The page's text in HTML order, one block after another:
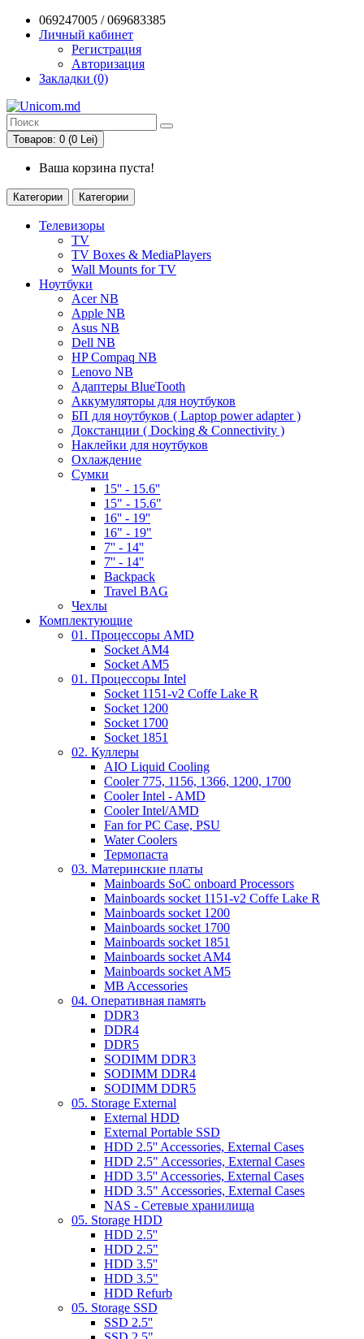
069247005 / 069683385
Личный кабинет
Регистрация
Авторизация
Закладки (0)
Товаров: 0 (0 Lei)
Ваша корзина пуста!
Категории Категории
Телевизоры
TV
TV Boxes & MediaPlayers
Wall Mounts for TV
Ноутбуки
Acer NB
Apple NB
Asus NB
Dell NB
HP Compaq NB
Lenovo NB
Адаптеры BlueTooth
Аккумуляторы для ноутбуков
БП для ноутбуков ( Laptop power adapter )
Докстанции ( Docking & Connectivity )
Наклейки для ноутбуков
Охлаждение
Сумки
15'' - 15.6''
15" - 15.6"
16'' - 19''
16" - 19"
7'' - 14''
7'' - 14''
Backpack
Travel BAG
Чехлы
Комплектующие
01. Процессоры AMD
Socket AM4
Socket AM5
01. Процессоры Intel
Socket 1151-v2 Coffe Lake R
Socket 1200
Socket 1700
Socket 1851
02. Куллеры
AIO Liquid Cooling
Cooler 775, 1156, 1366, 1200, 1700
Cooler Intel - AMD
Cooler Intel/AMD
Fan for PC Case, PSU
Water Coolers
Термопаста
03. Материнские платы
Mainboards SoC onboard Processors
Mainboards socket 1151-v2 Coffe Lake R
Mainboards socket 1200
Mainboards socket 1700
Mainboards socket 1851
Mainboards socket AM4
Mainboards socket AM5
MB Accessories
04. Оперативная память
DDR3
DDR4
DDR5
SODIMM DDR3
SODIMM DDR4
SODIMM DDR5
05. Storage External
External HDD
External Portable SSD
HDD 2.5'' Accessories, External Cases
HDD 2.5" Accessories, External Cases
HDD 3.5'' Accessories, External Cases
HDD 3.5" Accessories, External Cases
NAS - Сетевые хранилища
05. Storage HDD
HDD 2.5''
HDD 2.5"
HDD 3.5''
HDD 3.5"
HDD Refurb
05. Storage SSD
SSD 2.5''